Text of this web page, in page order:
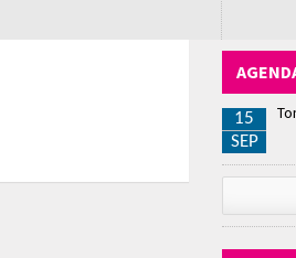
15
SEP